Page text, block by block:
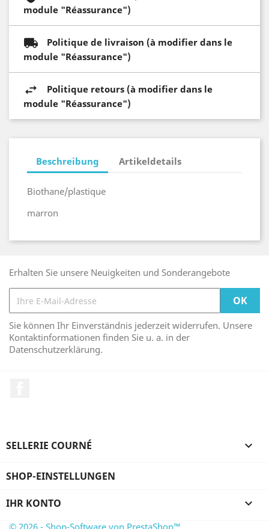
module "Réassurance")
Politique de livraison (à modifier dans le
module "Réassurance")
Politique retours (à modifier dans le
module "Réassurance")
Beschreibung Artikeldetails
Biothane/plastique
marron
Erhalten Sie unsere Neuigkeiten und Sonderangebote
Sie können Ihr Einverständnis jederzeit widerrufen. Unsere
Kontaktinformationen finden Sie u. a. in der
Datenschutzerklärung.
SELLERIE COURNÉ 
SHOP-EINSTELLUNGEN
IHR KONTO 
© 2026 - Shop-Software von PrestaShop™